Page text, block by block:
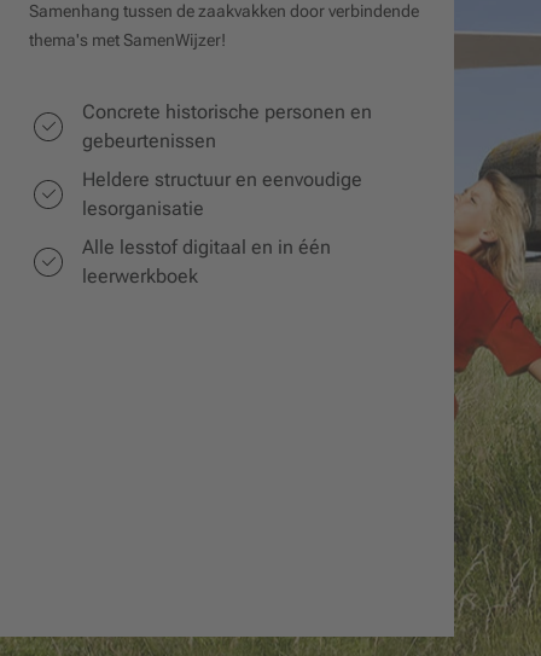
Samenhang tussen de zaakvakken door verbindende
thema's met SamenWijzer!
Concrete historische personen en
gebeurtenissen
Heldere structuur en eenvoudige
lesorganisatie
Alle lesstof digitaal en in één
leerwerkboek